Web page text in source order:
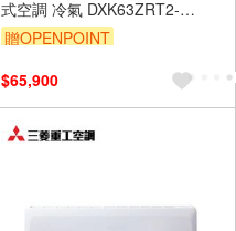
式空調 冷氣 DXK63ZRT2-
W/DXC63ZRT2-W
贈OPENPOINT
$65,900